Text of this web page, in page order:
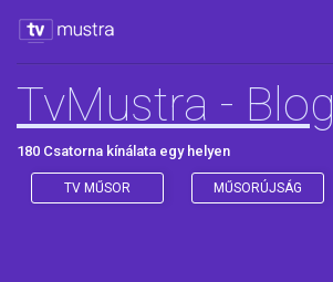
TvMustra - Blog
180 Csatorna kínálata egy helyen
TV MŰSOR MŰSORÚJSÁG